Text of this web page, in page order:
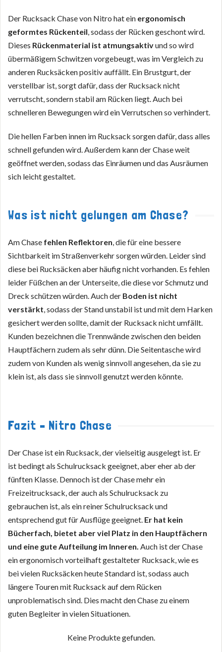
Der Rucksack Chase von Nitro hat ein ergonomisch
geformtes Rückenteil, sodass der Rücken geschont wird.
Dieses Rückenmaterial ist atmungsaktivund so wird
übermäßigem Schwitzen vorgebeugt, was im Vergleich zu
anderen Rucksäcken positiv auffällt. Ein Brustgurt, der
verstellbar ist, sorgt dafür, dass der Rucksack nicht
verrutscht, sondern stabil am Rücken liegt. Auch bei
schnelleren Bewegungen wird ein Verrutschen so verhindert.
Die hellen Farben innen im Rucksack sorgen dafür, dass alles
schnell gefunden wird. Außerdem kann der Chase weit
geöffnet werden, sodass das Einräumen und das Ausräumen
sich leicht gestaltet.
Was ist nicht gelungen am Chase?
Am Chase fehlen Reflektoren, die für eine bessere
Sichtbarkeit im Straßenverkehr sorgen würden. Leider sind
diese bei Rucksäcken aber häufig nicht vorhanden. Es fehlen
leider Füßchen an der Unterseite, die diese vor Schmutz und
Dreck schützen würden. Auch der Boden ist nicht
verstärkt, sodass der Stand unstabil ist und mit dem Harken
gesichert werden sollte, damit der Rucksack nicht umfällt.
Kunden bezeichnen die Trennwände zwischen den beiden
Hauptfächern zudem als sehr dünn. Die Seitentasche wird
zudem von Kunden als wenig sinnvoll angesehen, da sie zu
klein ist, als dass sie sinnvoll genutzt werden könnte.
Fazit – Nitro Chase
Der Chase ist ein Rucksack, der vielseitig ausgelegt ist. Er
ist bedingt als Schulrucksack geeignet, aber eher ab der
fünften Klasse. Dennoch ist der Chase mehr ein
Freizeitrucksack, der auch als Schulrucksack zu
gebrauchen ist, als ein reiner Schulrucksack und
entsprechend gut für Ausflüge geeignet. Er hat kein
Bücherfach, bietet aber viel Platz in den Hauptfächern
und eine gute Aufteilung im Inneren. Auch ist der Chase
ein ergonomisch vorteilhaft gestalteter Rucksack, wie es
bei vielen Rucksäcken heute Standard ist, sodass auch
längere Touren mit Rucksack auf dem Rücken
unproblematisch sind. Dies macht den Chase zu einem
guten Begleiter in vielen Situationen.
Keine Produkte gefunden.